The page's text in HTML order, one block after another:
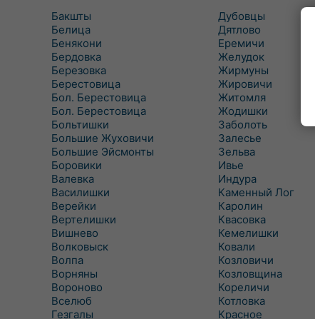
Бакшты
Белица
Бенякони
Бердовка
Березовка
Берестовица
Бол. Берестовица
Бол. Берестовица
Больтишки
Большие Жуховичи
Большие Эйсмонты
Боровики
Валевка
Василишки
Верейки
Вертелишки
Вишнево
Волковыск
Волпа
Ворняны
Вороново
Вселюб
Гезгалы
Дубовцы
Дятлово
Еремичи
Желудок
Жирмуны
Жировичи
Житомля
Жодишки
Заболоть
Залесье
Зельва
Ивье
Индура
Каменный Лог
Каролин
Квасовка
Кемелишки
Ковали
Козловичи
Козловщина
Кореличи
Котловка
Красное